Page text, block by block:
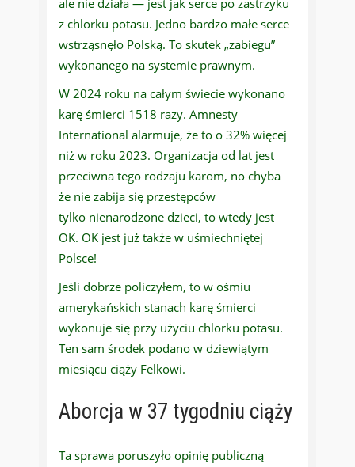
ale nie działa — jest jak serce po zastrzyku
z chlorku potasu. Jedno bardzo małe serce
wstrząsnęło Polską. To skutek „zabiegu”
wykonanego na systemie prawnym.
W 2024 roku na całym świecie wykonano
karę śmierci 1518 razy. Amnesty
International alarmuje, że to o 32% więcej
niż w roku 2023. Organizacja od lat jest
przeciwna tego rodzaju karom, no chyba
że nie zabija się przestępców
tylko nienarodzone dzieci, to wtedy jest
OK. OK jest już także w uśmiechniętej
Polsce!
Jeśli dobrze policzyłem, to w ośmiu
amerykańskich stanach karę śmierci
wykonuje się przy użyciu chlorku potasu.
Ten sam środek podano w dziewiątym
miesiącu ciąży Felkowi.
Aborcja w 37 tygodniu ciąży
Ta sprawa poruszyło opinię publiczną